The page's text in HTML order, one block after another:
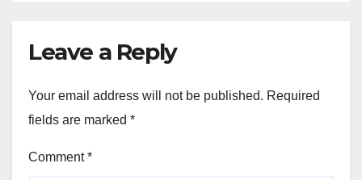
Leave a Reply
Your email address will not be published. Required
fields are marked *
Comment*